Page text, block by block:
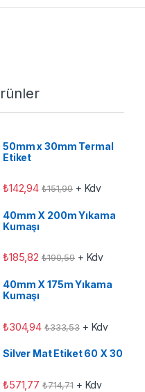
50mm x 30mm Termal
Etiket
₺142,94 ₺151,99+ Kdv
40mm X 200m Yıkama
Kumaşı
₺185,82 ₺190,59+ Kdv
40mm X 175m Yıkama
Kumaşı
₺304,94 ₺333,53+ Kdv
Silver Mat Etiket 60 X 30
₺571,77 ₺714,71+ Kdv